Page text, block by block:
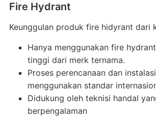
Fire Hydrant
Keunggulan produk fire hidyrant dari
Hanya menggunakan fire
tinggi dari merk ternama.
Proses perencanaan dan
menggunakan standar
Didukung oleh teknisi handal
berpengalaman